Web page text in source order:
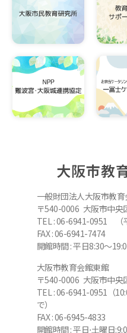
大阪市教
一般財団法人大阪市教育
〒540-0006 大阪市中央
TEL : 06-6941-0951 （
FAX : 06-6941-7474
開館時間 : 平日8:30～
大阪市教育会館東館
〒540-0006 大阪市中央
TEL : 06-6941-0951（
で）
FAX : 06-6945-4833
開館時間 : 平日⋅土曜日